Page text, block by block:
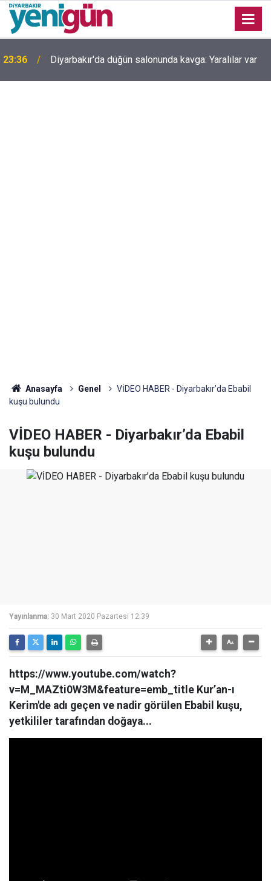
23:36 Diyarbakır'da düğün salonunda kavga: Yaralılar var
Anasayfa Genel
VİDEO HABER - Diyarbakır’da Ebabil
kuşu bulundu
VİDEO HABER - Diyarbakır’da Ebabil
kuşu bulundu
Yayınlanma: 30 Mart 2020 Pazartesi 12:39
https://www.youtube.com/watch?
v=M_MAZti0W3M&feature=emb_title Kur’an-ı
Kerim'de adı geçen ve nadir görülen Ebabil kuşu,
yetkililer tarafından doğaya...